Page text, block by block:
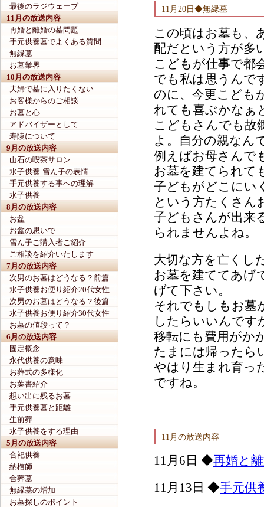
最後のラジウェーブ
11月の放送内容
再婚と離婚の墓問題
手元供養墓でよくある質問
無縁墓
お墓業界
10月の放送内容
夫婦で墓に入りたくない
お客様からのご相談
お墓と心
アドバイザーとして
寿陵について
9月の放送内容
山石の喫茶サロン
水子供養-雪ん子の表情
手元供養する事への理解
水子供養
8月の放送内容
お盆
お盆の思いで
雪ん子ご購入者ご紹介
ご相談を紹介いたします
7月の放送内容
次男のお墓はどうなる？前篇
水子供養お便り紹介20代女性
次男のお墓はどうなる？後篇
水子供養お便り紹介30代女性
お墓の値段って？
6月の放送内容
固定概念
永代供養の意味
お葬式の多様化
お葉書紹介
想い出に残るお墓
手元供養墓と距離
生前葬
水子供養をする理由
5月の放送内容
合祀供養
納棺師
合葬墓
無縁墓の増加
お墓探しのポイント
11月20日◆無縁墓
この頃はお墓も、
配だという方が多
こどもが仕事で都
でも私は思うんで
のに、今更こども
れても喜ぶかなぁ
こどもさんでも故
よ。自分の親なん
例えばお母さんで
お墓を建てられて
子どもがどこにい
という方たくさん
子どもさんが出来
られませんよね。
大切な方を亡くし
お墓を建ててあげ
げて下さい。
それでもしもお墓
したらいいんです
移転にも費用がか
たまには帰ったら
やはり生まれ育っ
ですね。
11月の放送内容
11月6日 ◆再婚と
11月13日 ◆手元供